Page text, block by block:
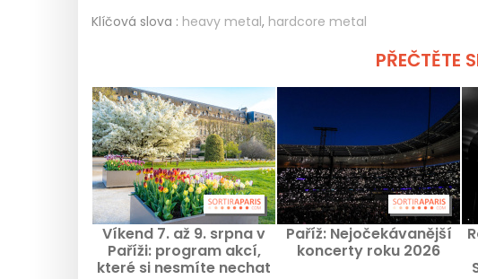
Klíčová slova : heavy metal, hardcore metal
PŘEČTĚTE
Víkend 7. až 9. srpna v
Paříži: program akcí,
které si nesmíte nechat
Paříž: Nejočekávanější
koncerty roku 2026